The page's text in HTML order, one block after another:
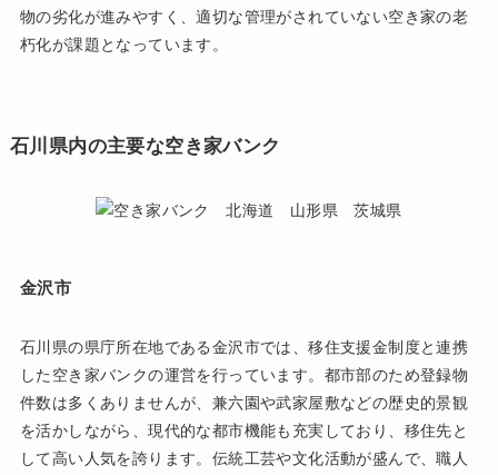
物の劣化が進みやすく、適切な管理がされていない空き家の老
朽化が課題となっています。
石川県内の主要な空き家バンク
金沢市
石川県の県庁所在地である金沢市では、移住支援金制度と連携
した空き家バンクの運営を行っています。都市部のため登録物
件数は多くありませんが、兼六園や武家屋敷などの歴史的景観
を活かしながら、現代的な都市機能も充実しており、移住先と
して高い人気を誇ります。伝統工芸や文化活動が盛んで、職人